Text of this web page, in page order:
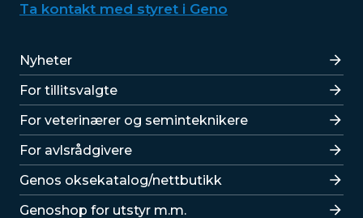
Ta kontakt med styret i Geno
Lenker
Nyheter
For tillitsvalgte
For veterinærer og seminteknikere
For avlsrådgivere
Lenker
Genos oksekatalog/nettbutikk
Genoshop for utstyr m.m.